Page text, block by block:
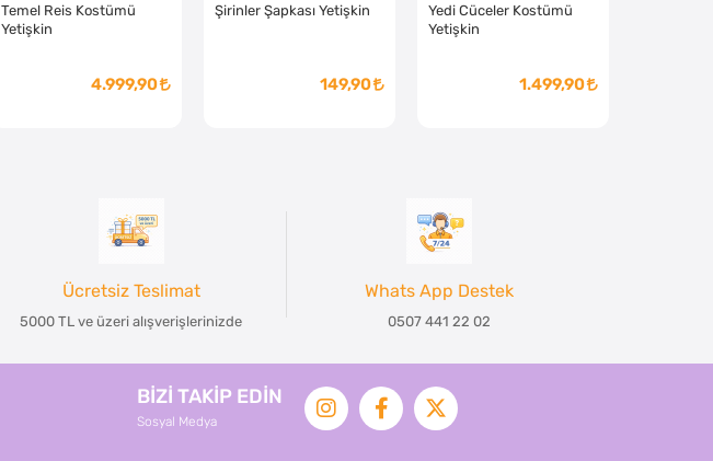
Temel Reis Kostümü
Yetişkin
4.999,90
Şirinler Şapkası Yetişkin
149,90
Yedi Cüceler Kostümü
Yetişkin
1.499,90
Ücretsiz Teslimat
5000 TL ve üzeri alışverişlerinizde
Whats App Destek
0507 441 22 02
BİZİ TAKİP EDİN
Sosyal Medya